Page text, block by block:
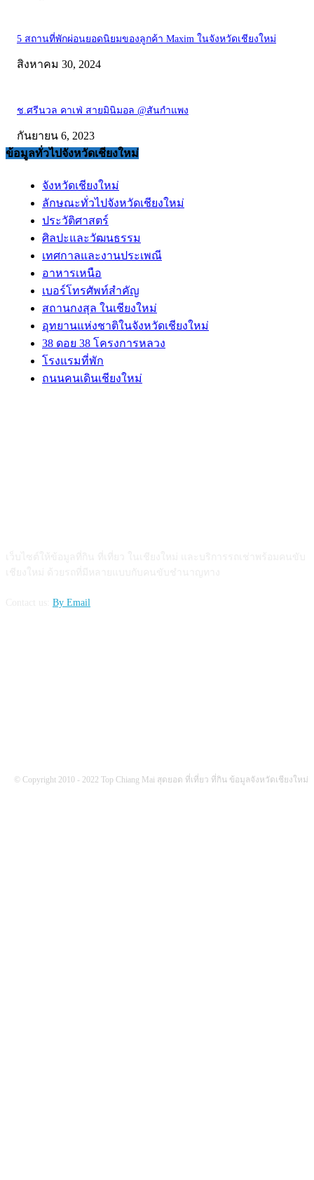
5 สถานที่พักผ่อนยอดนิยมของลูกค้า Maxim ในจังหวัดเชียงใหม่
สิงหาคม 30, 2024
ช.ศรีนวล คาเฟ่ สายมินิมอล @สันกำแพง
กันยายน 6, 2023
ข้อมูลทั่วไปจังหวัดเชียงใหม่
จังหวัดเชียงใหม่
ลักษณะทั่วไปจังหวัดเชียงใหม่
ประวัติศาสตร์
ศิลปะและวัฒนธรรม
เทศกาลและงานประเพณี
อาหารเหนือ
เบอร์โทรศัพท์สำคัญ
สถานกงสุล ในเชียงใหม่
อุทยานแห่งชาติในจังหวัดเชียงใหม่
38 ดอย 38 โครงการหลวง
โรงแรมที่พัก
ถนนคนเดินเชียงใหม่
By Email
© Copyright 2010 - 2022 Top Chiang Mai สุดยอด ที่เที่ยว ที่กิน ข้อมูลจังหวัดเชียงใหม่